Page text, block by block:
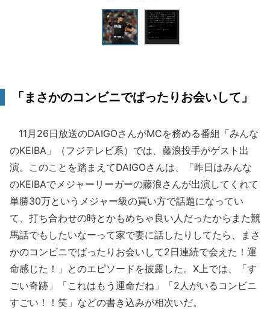
「まさかのコンビニでばったりお会いして」
11月26日放送のDAIGOさんがMCを務める番組「みんな
のKEIBA」（フジテレビ系）では、藤浪投手がゲスト出
演。このことを踏まえてDAIGOさんは、「昨日はみんな
のKEIBAでメジャーリーガーの藤浪さんが出演してくれて
単勝30万というメジャー級の買い方で話題になってい
て、打ち合わせの時とかもめちゃ良い人だったからまた競
馬話でもしたいなーって家で妻に話したりしてたら、まさ
かのコンビニでばったりお会いして2日連続で会えた！運
命感じた！」とのエピソードを披露した。X上では、「す
ごい奇跡」「これはもう運命だね」「2人がいるコンビニ
すごい！！笑」などの書き込みが相次いだ。